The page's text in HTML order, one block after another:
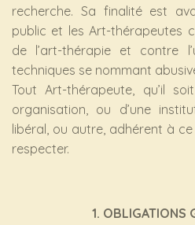
recherche. Sa finalité est
public et les Art-thérapeutes
de l’art-thérapie et contre
techniques se nommant
Tout Art-thérapeute, qu’il
organisation, ou d’une
libéral, ou autre, adhérent à
respecter.
1. OBLIGATIONS